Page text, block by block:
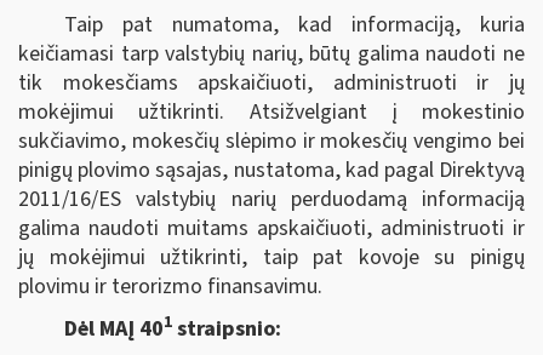
Taip pat numatoma, kad informaciją, kuria
keičiamasi tarp valstybių narių, būtų galima naudoti ne
tik mokesčiams apskaičiuoti, administruoti ir jų
mokėjimui užtikrinti. Atsižvelgiant į mokestinio
sukčiavimo, mokesčių slėpimo ir mokesčių vengimo bei
pinigų plovimo sąsajas, nustatoma, kad pagal Direktyvą
2011/16/ES valstybių narių perduodamą informaciją
galima naudoti muitams apskaičiuoti, administruoti ir
jų mokėjimui užtikrinti, taip pat kovoje su pinigų
plovimu ir terorizmo finansavimu.
Dėl MAĮ 401straipsnio: